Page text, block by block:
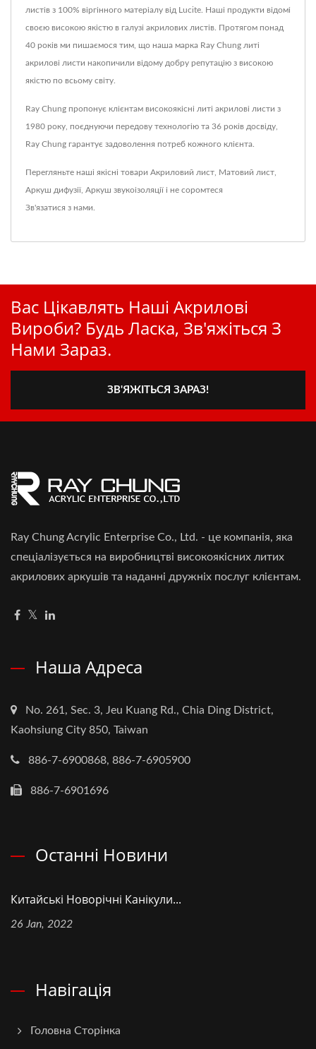
листів з 100% віргінного матеріалу від Lucite. Наші продукти відомі
своєю високою якістю в галузі акрилових листів. Протягом понад
40 років ми пишаємося тим, що наша марка Ray Chung литі
акрилові листи накопичили відому добру репутацію з високою
якістю по всьому світу.
Ray Chung пропонує клієнтам високоякісні литі акрилові листи з
1980 року, поєднуючи передову технологію та 36 років досвіду,
Ray Chung гарантує задоволення потреб кожного клієнта.
Перегляньте наші якісні товари Акриловий лист Матовий лист
Аркуш дифузії Аркуш звукоізоляції і не соромтеся
Зв'язатися з нами
Вас Цікавлять Наші Акрилові
Вироби? Будь Ласка, Зв'яжіться З
Нами Зараз.
ЗВ'ЯЖІТЬСЯ ЗАРАЗ!
Ray Chung Acrylic Enterprise Co., Ltd. - це компанія, яка
спеціалізується на виробництві високоякісних литих
акрилових аркушів та наданні дружніх послуг клієнтам.
Наша Адреса
No. 261, Sec. 3, Jeu Kuang Rd., Chia Ding District,
Kaohsiung City 850, Taiwan
886-7-6900868, 886-7-6905900
886-7-6901696
Останні Новини
Китайські Новорічні Канікули...
26 Jan, 2022
Навігація
Головна Сторінка